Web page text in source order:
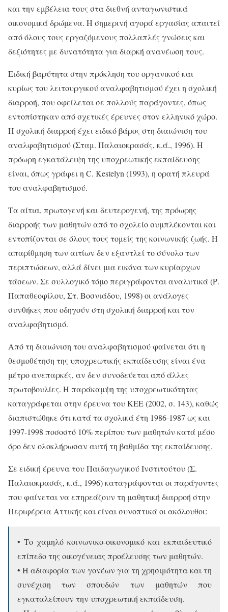
και την εμβέλεια τους στα διεθνή ανταγωνιστικά
οικονομικά δρώμενα. Η σημερινή αγορά εργασίας απαιτεί
από όλους τους εργαζόμενους πολλαπλές γνώσεις και
δεξιότητες με δυνατότητα για διαρκή ανανέωση τους.
Ειδική βαρύτητα στην πρόκληση του οργανικού και
κυρίως του λειτουργικού αναλφαβητισμού έχει η σχολική
διαρροή, που οφείλεται σε πολλούς παράγοντες, όπως
εντοπίστηκαν από σχετικές έρευνες στον ελληνικό χώρο.
Η σχολική διαρροή έχει ειδικό βάρος στη διαιώνιση του
αναλφαβητισμού (Σταμ. Παλαιοκρασάς, κ.ά., 1996). Η
πρόωρη εγκατάλειψη της υποχρεωτικής εκπαίδευσης
είναι, όπως γράφει η C. Kestelyn (1993), η ορατή πλευρά
του αναλφαβητισμού.
Τα αίτια, πρωτογενή και δευτερογενή, της πρόωρης
διαρροής των μαθητών από το σχολείο συμπλέκονται και
εντοπίζονται σε όλους τους τομείς της κοινωνικής ζωής. Η
απαρίθμηση των αιτίων δεν εξαντλεί το σύνολο των
περιπτώσεων, αλλά δίνει μια εικόνα των κυρίαρχων
τάσεων. Σε συλλογικό τόμο περιγράφονται αναλυτικά (Ρ.
Παπαθεοφίλου, Στ. Βοσνιάδου, 1998) οι ανάλογες
συνθήκες που οδηγούν στη σχολική διαρροή και τον
αναλφαβητισμό.
Από τη διαιώνιση του αναλφαβητισμού φαίνεται ότι η
θεσμοθέτηση της υποχρεωτικής εκπαίδευσης είναι ένα
μέτρο ανεπαρκές, αν δεν συνοδεύεται από άλλες
πρωτοβουλίες. Η παράκαμψη της υποχρεωτικότητας
καταγράφεται στην έρευνα του ΚΕΕ (2002, σ. 143), καθώς
διαπιστώθηκε ότι κατά τα σχολικά έτη 1986-1987 ως και
1997-1998 ποσοστό 10% περίπου των μαθητών κατά μέσο
όρο δεν ολοκλήρωσαν αυτή τη βαθμίδα της εκπαίδευσης.
Σε ειδική έρευνα του Παιδαγωγικού Ινστιτούτου (Σ.
Παλαιοκρασάς, κ.ά., 1996) καταγράφονται οι παράγοντες
που φαίνεται να επηρεάζουν τη μαθητική διαρροή στην
Περιφέρεια Αττικής και είναι συνοπτικά οι ακόλουθοι:
• Το χαμηλό κοινωνικο-οικονομικό και εκπαιδευτικό
επίπεδο της οικογένειας προέλευσης των μαθητών.
• Η αδιαφορία των γονέων για τη χρησιμότητα και τη
συνέχιση των σπουδών των μαθητών που
εγκαταλείπουν την υποχρεωτική εκπαίδευση.